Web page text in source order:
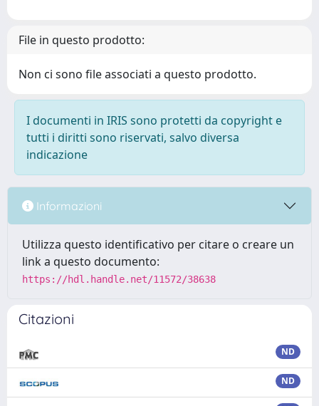
File in questo prodotto:
Non ci sono file associati a questo prodotto.
I documenti in IRIS sono protetti da copyright e
tutti i diritti sono riservati, salvo diversa
indicazione
Informazioni
Utilizza questo identificativo per citare o creare un
link a questo documento:
https://hdl.handle.net/11572/38638
Citazioni
ND
ND